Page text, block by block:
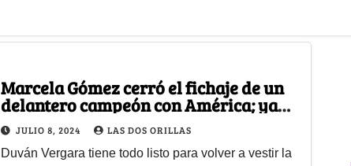
Marcela Gómez cerró el fichaje de un
delantero campeón con América; ya
llegó a Cali para firmar
JULIO 8, 2024 LAS DOS ORILLAS
Duván Vergara tiene todo listo para volver a vestir la